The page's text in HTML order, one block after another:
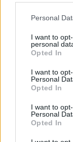
Personal
I want to
personal
Opted In
I want to
Personal
Opted In
I want to
Personal
Opted In